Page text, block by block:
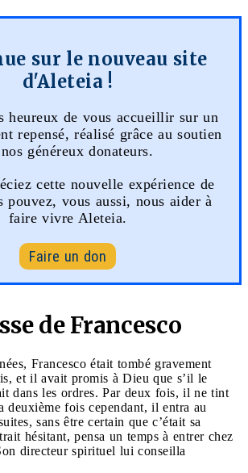
sur le nouveau site
d'Aleteia !
heureux de vous accueillir sur un
repensé, réalisé grâce au soutien
généreux donateurs.
cette nouvelle expérience de
pouvez, vous aussi, nous aider à
faire vivre Aleteia.
Faire un don
de Francesco
Francesco était tombé gravement
et il avait promis à Dieu que s’il le
dans les ordres. Par deux fois, il ne tint
deuxième fois cependant, il entra au
sans être certain que c’était sa
hésitant, pensa un temps à entrer chez
directeur spirituel lui conseilla